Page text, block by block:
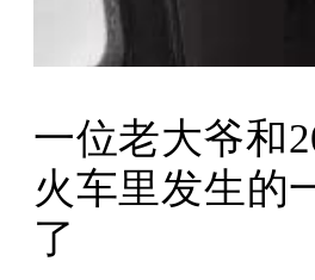
一位老大爷和
火车里发生的
了